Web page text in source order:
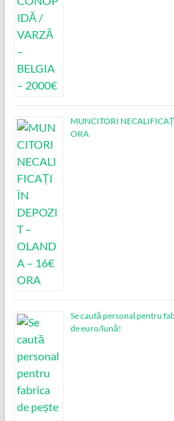
MUNCITORI
ORA
Se caută personal pentru
de euro/lună!